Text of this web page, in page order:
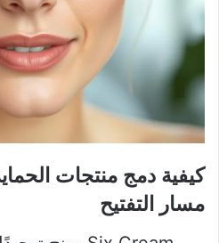
كيفية دمج منتجات
مسار التفتيح